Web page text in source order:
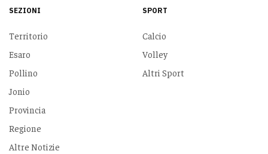
SEZIONI
Territorio
Esaro
Pollino
Jonio
Provincia
Regione
Altre Notizie
SPORT
Calcio
Volley
Altri Sport